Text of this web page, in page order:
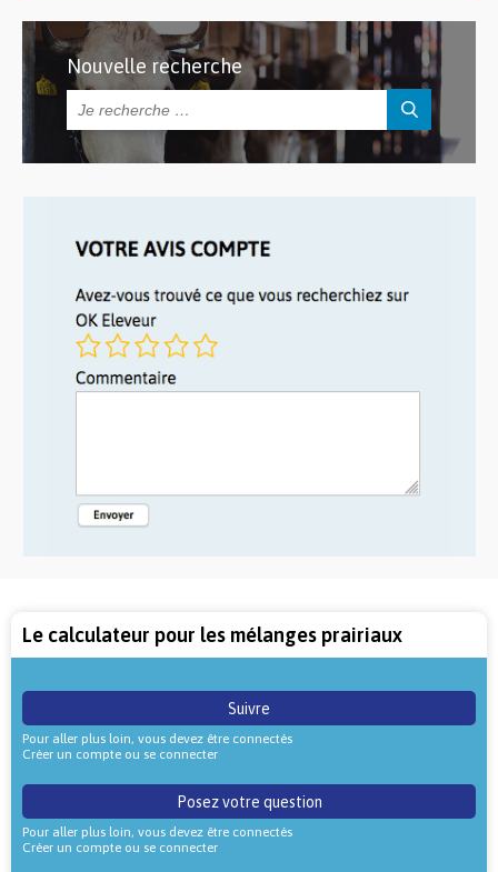
Nouvelle recherche
Le calculateur pour les mélanges prairiaux
Suivre
Pour aller plus loin, vous devez être connectés
Créer un compte ou se connecter
Posez votre question
Pour aller plus loin, vous devez être connectés
Créer un compte ou se connecter